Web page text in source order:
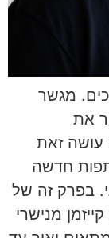
מגשר
את
עושה זאת
חדשה
בפרק זה של
מנישרי